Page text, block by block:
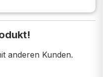
anderen Kunden.